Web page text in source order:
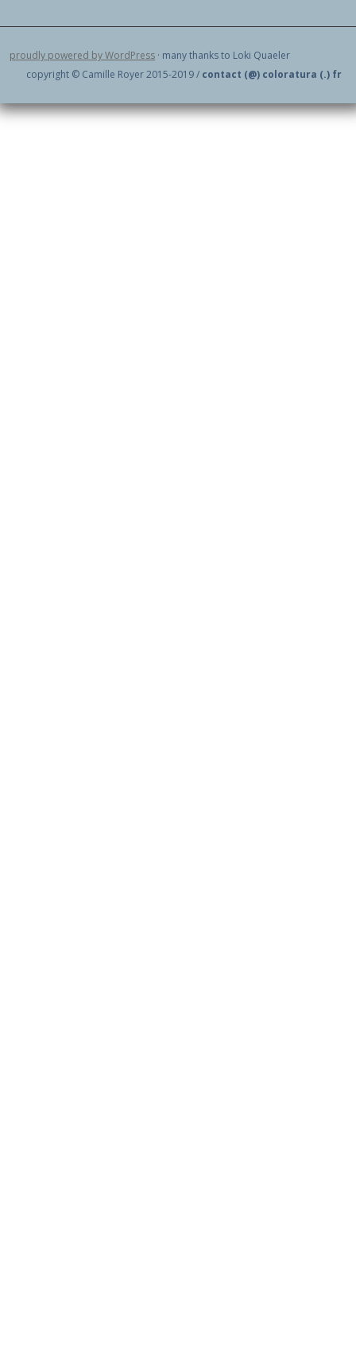
proudly powered by WordPress · many thanks to Loki Quaeler
copyright © Camille Royer 2015-2019 / contact (@) coloratura (.) fr